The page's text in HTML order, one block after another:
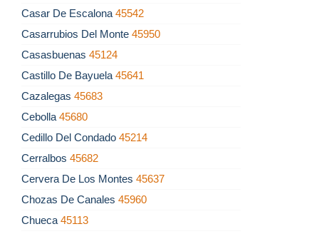
Casar De Escalona 45542
Casarrubios Del Monte 45950
Casasbuenas 45124
Castillo De Bayuela 45641
Cazalegas 45683
Cebolla 45680
Cedillo Del Condado 45214
Cerralbos 45682
Cervera De Los Montes 45637
Chozas De Canales 45960
Chueca 45113